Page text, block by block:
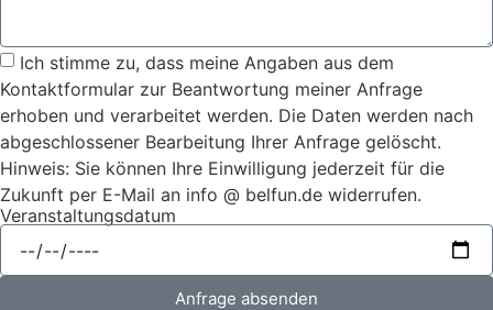
Ich stimme zu, dass meine Angaben aus dem
Kontaktformular zur Beantwortung meiner Anfrage
erhoben und verarbeitet werden. Die Daten werden nach
abgeschlossener Bearbeitung Ihrer Anfrage gelöscht.
Hinweis: Sie können Ihre Einwilligung jederzeit für die
Zukunft per E-Mail an info @ belfun.de widerrufen.
Veranstaltungsdatum
Anfrage absenden